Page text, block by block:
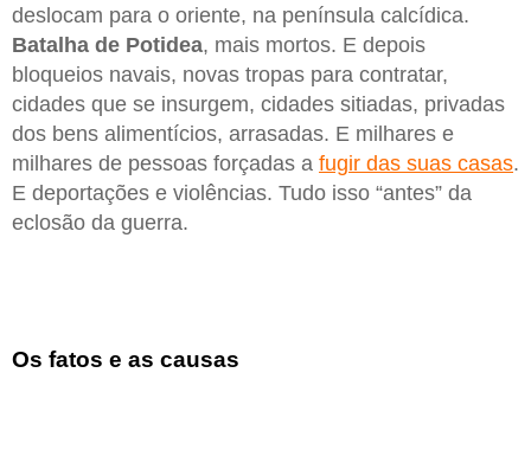
deslocam para o oriente, na península calcídica.
Batalha de Potidea, mais mortos. E depois
bloqueios navais, novas tropas para contratar,
cidades que se insurgem, cidades sitiadas, privadas
dos bens alimentícios, arrasadas. E milhares e
milhares de pessoas forçadas a fugir das suas casas.
E deportações e violências. Tudo isso “antes” da
eclosão da guerra.
Os fatos e as causas